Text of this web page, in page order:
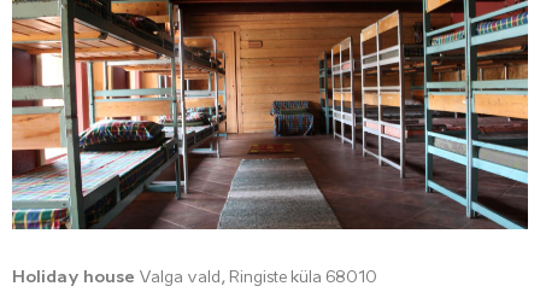
Holiday house Valga vald, Ringiste küla 68010